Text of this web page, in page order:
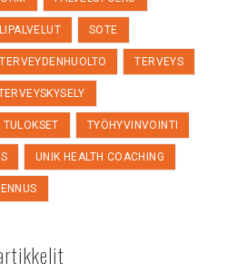
SOTE
TERVEYDENHUOLTO TERVEYS
TULOKSET TYÖHYVINVOINTI
UNIK HEALTH COACHING